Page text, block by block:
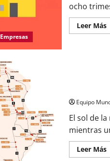
Empresas
ocho
Leer Más
Equipo
El sol de
mientras
Leer Más